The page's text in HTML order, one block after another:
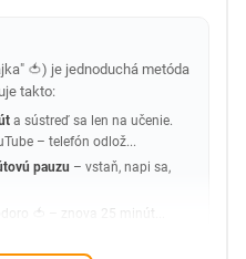
🍅) je jednoduchá metóda
takto:
a sústreď sa len na učenie.
– telefón odlož...
pauzu – vstaň, napi sa,
🍅 – znova 25 minút...